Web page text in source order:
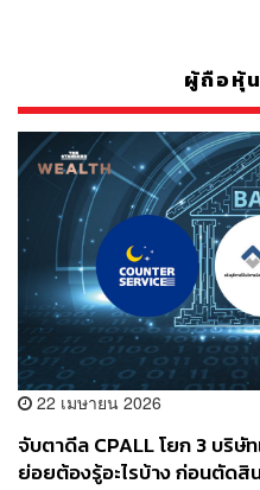
ผู้ถือหุ้
22 เมษายน 2026
จับตาดีล CPALL โยก 3 บริ
ย่อยต้องรู้อะไรบ้าง ก่อนตัดสิ